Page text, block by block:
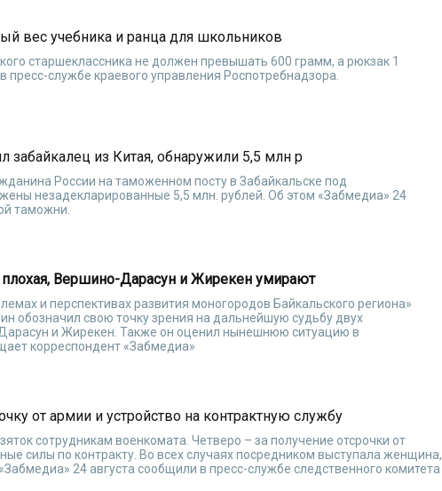
вес учебника и ранца для школьников
старшеклассника не должен превышать 600 грамм, а рюкзак 1
пресс-службе краевого управления Роспотребнадзора.
из Китая, обнаружили 5,5 млн р
России на таможенном посту в Забайкальске под
незадекларированные 5,5 млн. рублей. Об этом «Забмедиа» 24
таможни.
Вершино-Дарасун и Жирекен умирают
и перспективах развития моногородов Байкальского региона»
обозначил свою точку зрения на дальнейшую судьбу двух
и Жирекен. Также он оценил нынешнюю ситуацию в
корреспондент «Забмедиа»
от армии и устройство на контрактную службу
сотрудникам военкомата. Четверо – за получение отсрочки от
силы по контракту. Во всех случаях посредником выступала женщина,
24 августа сообщили в пресс-службе следственного комитета